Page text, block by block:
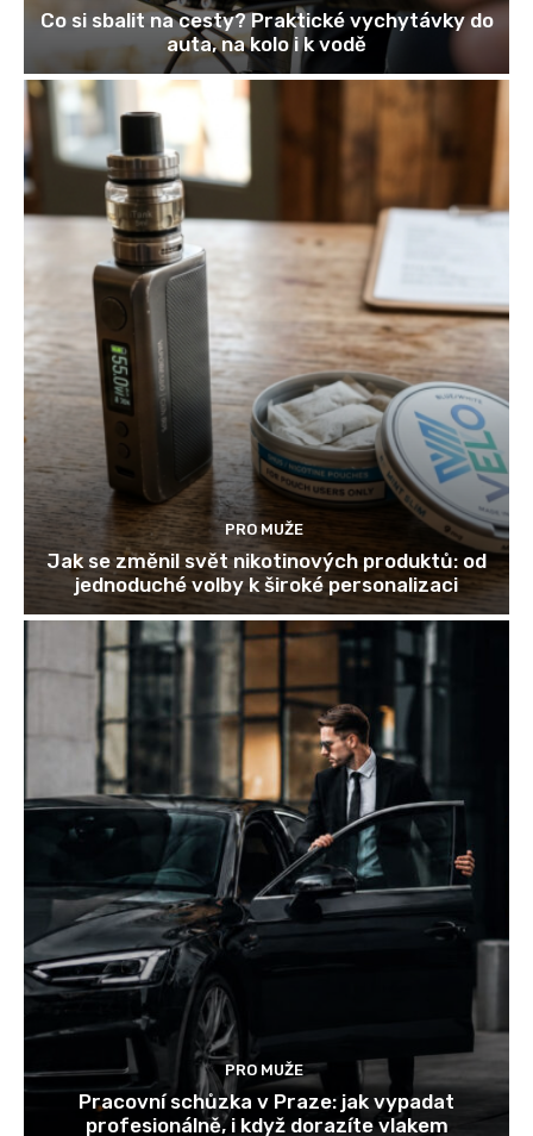
Co si sbalit na cesty? Praktické vychytávky do
auta, na kolo i k vodě
PRO MUŽE
Jak se změnil svět nikotinových produktů: od
jednoduché volby k široké personalizaci
PRO MUŽE
Pracovní schůzka v Praze: jak vypadat
profesionálně, i když dorazíte vlakem